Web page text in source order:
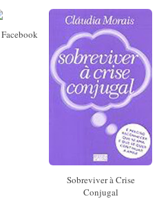
Sobreviver à Crise
Conjugal